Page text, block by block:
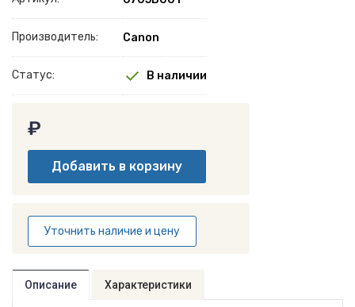
Производитель: Canon
Статус: В наличии
₽
Уточнить наличие и цену
Описание Характеристики